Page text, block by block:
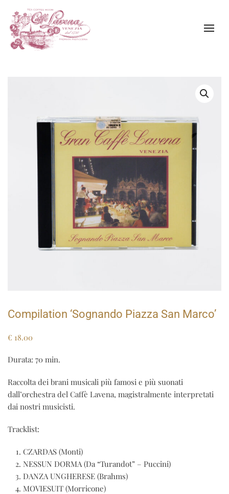
Skip to main content
Compilation ‘Sognando Piazza San Marco’
€ 18.00
Durata: 70 min.
Raccolta dei brani musicali più famosi e più suonati
dall’orchestra del Caffè Lavena, magistralmente interpretati
dai nostri musicisti.
Tracklist:
CZARDAS (Monti)
NESSUN DORMA (Da “Turandot” – Puccini)
DANZA UNGHERESE (Brahms)
MOVIESUIT (Morricone)